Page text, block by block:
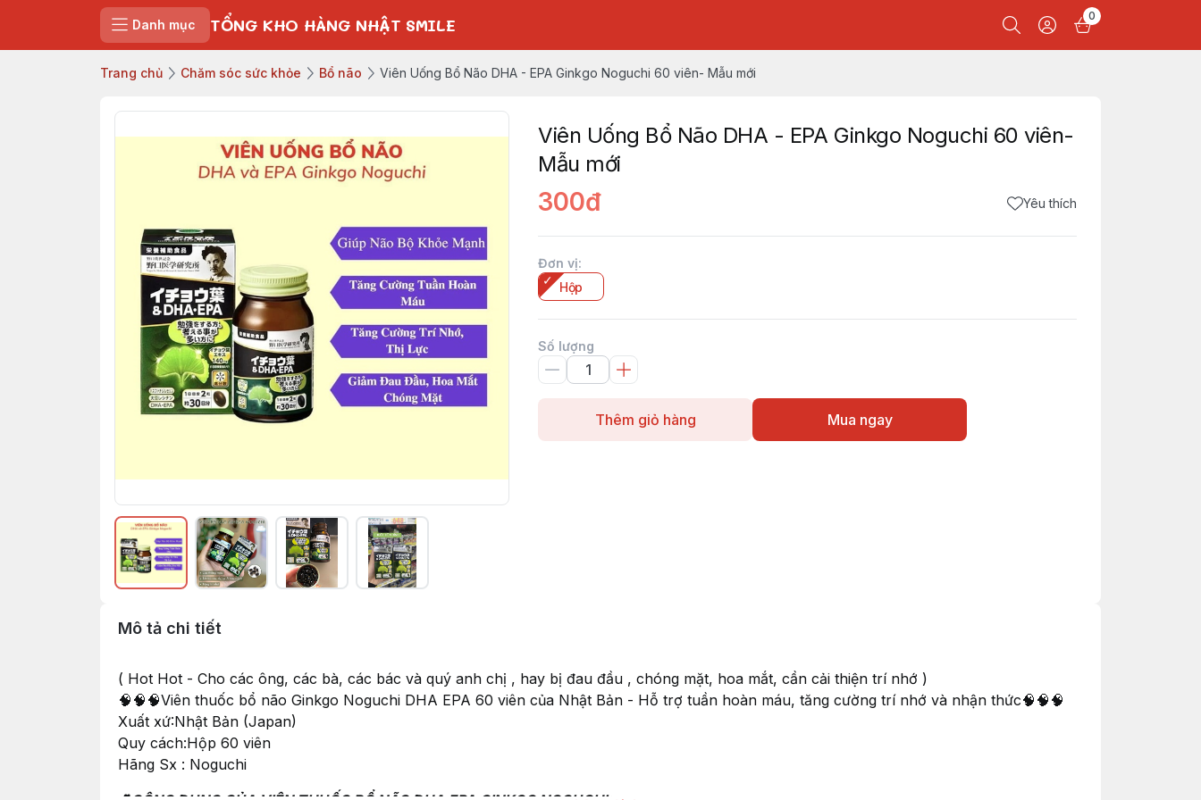
Danh mục TỔNG KHO HÀNG NHẬT SMILE 0
Trang chủ Chăm sóc sức khỏe Bổ não Viên Uống Bổ Não DHA - EPA Ginkgo Noguchi 60 viên- Mẫu mới
Viên Uống Bổ Não DHA - EPA Ginkgo Noguchi 60 viên-
Mẫu mới
300đ Yêu thích
Đơn vị:
Hộp
Số lượng
Thêm giỏ hàng Mua ngay
Mô tả chi tiết
( Hot Hot - Cho các ông, các bà, các bác và quý anh chị , hay bị đau đầu , chóng mặt, hoa mắt, cần cải thiện trí nhớ )
🧠🧠🧠Viên thuốc bổ não Ginkgo Noguchi DHA EPA 60 viên của Nhật Bản - Hỗ trợ tuần hoàn máu, tăng cường trí nhớ và nhận thức🧠🧠🧠
Xuất xứ:Nhật Bản (Japan)
Quy cách:Hộp 60 viên
Hãng Sx : Noguchi